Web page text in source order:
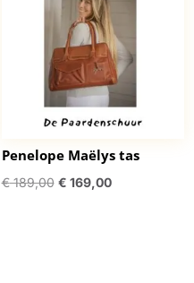
Penelope Maëlys tas
€189,00 Oorspronkelijke
€ 169,00Huidige